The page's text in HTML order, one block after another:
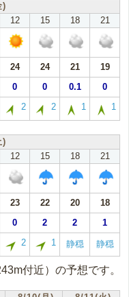
)
12 15 18 21
24 24 21
19
0 0 0.1 0
2 2 1 1
)
12 15 18 21
23 22 20
18
0 2 2 1
2 1 静穏 静穏
付近）の予想です。